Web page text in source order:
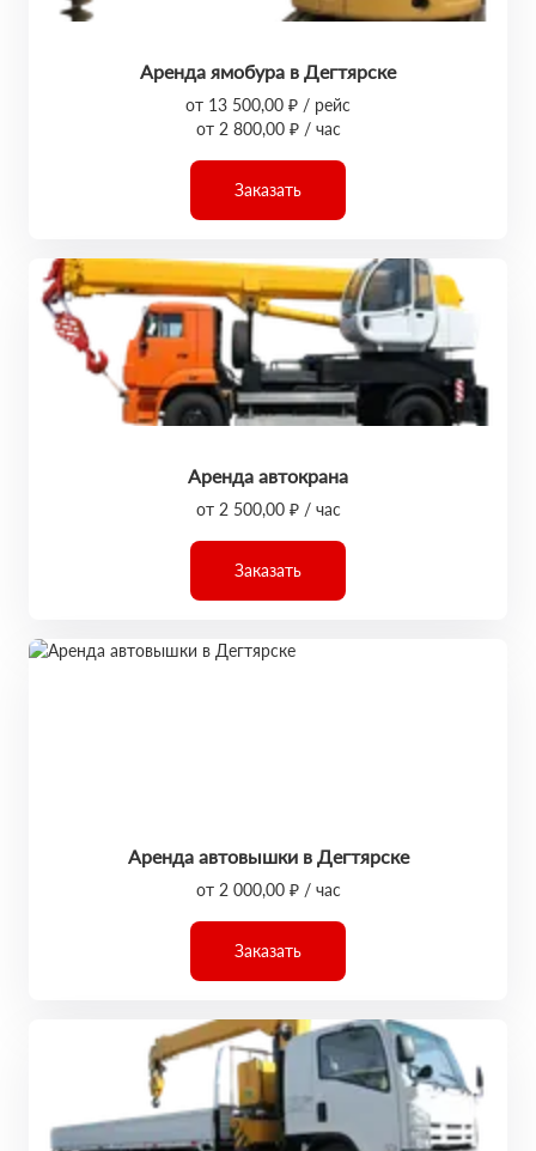
Аренда ямобура в Дегтярске
от 13 500,00 ₽ / рейс
от 2 800,00 ₽ / час
Заказать
Аренда автокрана
от 2 500,00 ₽ / час
Заказать
Аренда автовышки в Дегтярске
от 2 000,00 ₽ / час
Заказать